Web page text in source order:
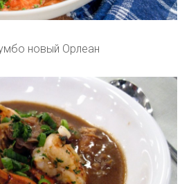
новый Орлеан